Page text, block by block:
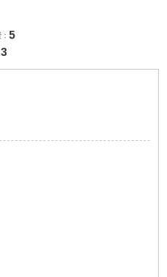
5
3